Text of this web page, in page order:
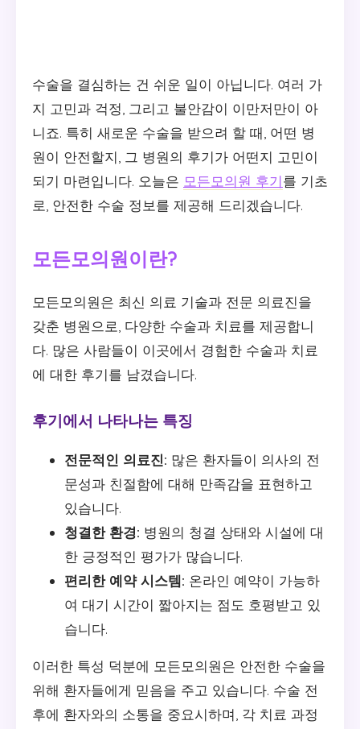
수술을 결심하는 건 쉬운 일이 아닙니다. 여러 가
지 고민과 걱정, 그리고 불안감이 이만저만이 아
니죠. 특히 새로운 수술을 받으려 할 때, 어떤 병
원이 안전할지, 그 병원의 후기가 어떤지 고민이
되기 마련입니다. 오늘은 모든모의원 후기를 기초
로, 안전한 수술 정보를 제공해 드리겠습니다.
모든모의원이란?
모든모의원은 최신 의료 기술과 전문 의료진을
갖춘 병원으로, 다양한 수술과 치료를 제공합니
다. 많은 사람들이 이곳에서 경험한 수술과 치료
에 대한 후기를 남겼습니다.
후기에서 나타나는 특징
전문적인 의료진: 많은 환자들이 의사의 전
문성과 친절함에 대해 만족감을 표현하고
있습니다.
청결한 환경: 병원의 청결 상태와 시설에 대
한 긍정적인 평가가 많습니다.
편리한 예약 시스템: 온라인 예약이 가능하
여 대기 시간이 짧아지는 점도 호평받고 있
습니다.
이러한 특성 덕분에 모든모의원은 안전한 수술을
위해 환자들에게 믿음을 주고 있습니다. 수술 전
후에 환자와의 소통을 중요시하며, 각 치료 과정